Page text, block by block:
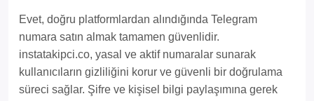
Evet, doğru platformlardan alındığında Telegram
numara satın almak tamamen güvenlidir.
instatakipci.co, yasal ve aktif numaralar sunarak
kullanıcıların gizliliğini korur ve güvenli bir doğrulama
süreci sağlar. Şifre ve kişisel bilgi paylaşımına gerek